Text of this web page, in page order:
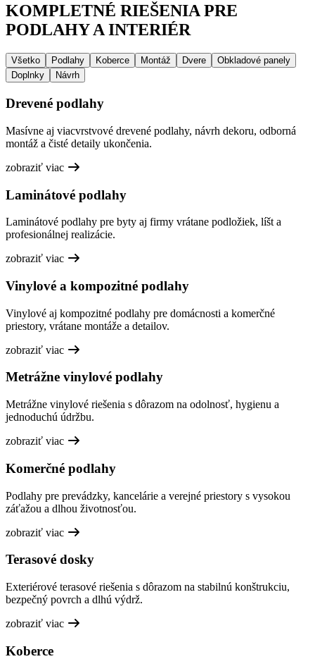
KOMPLETNÉ RIEŠENIA PRE
PODLAHY A INTERIÉR
Všetko Podlahy Koberce Montáž Dvere
Obkladové panely
Doplnky
Návrh
Drevené podlahy
Masívne aj viacvrstvové drevené podlahy, návrh dekoru, odborná
montáž a čisté detaily ukončenia.
zobraziť viac
Laminátové podlahy
Laminátové podlahy pre byty aj firmy vrátane podložiek, líšt a
profesionálnej realizácie.
zobraziť viac
Vinylové a kompozitné podlahy
Vinylové aj kompozitné podlahy pre domácnosti a komerčné
priestory, vrátane montáže a detailov.
zobraziť viac
Metrážne vinylové podlahy
Metrážne vinylové riešenia s dôrazom na odolnosť, hygienu a
jednoduchú údržbu.
zobraziť viac
Komerčné podlahy
Podlahy pre prevádzky, kancelárie a verejné priestory s vysokou
záťažou a dlhou životnosťou.
zobraziť viac
Terasové dosky
Exteriérové terasové riešenia s dôrazom na stabilnú konštrukciu,
bezpečný povrch a dlhú výdrž.
zobraziť viac
Koberce